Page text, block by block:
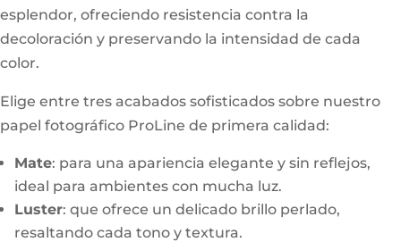
esplendor, ofreciendo resistencia contra la
decoloración y preservando la intensidad de cada
color.
Elige entre tres acabados sofisticados sobre nuestro
papel fotográfico ProLine de primera calidad:
Mate: para una apariencia elegante y sin reflejos,
ideal para ambientes con mucha luz.
Luster: que ofrece un delicado brillo perlado,
resaltando cada tono y textura.